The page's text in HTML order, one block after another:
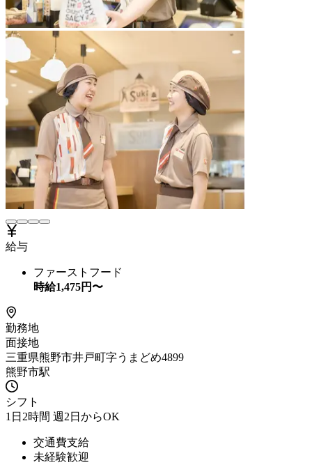
給与
ファーストフード
時給1,475円〜
勤務地
面接地
三重県熊野市井戸町字うまどめ4899
熊野市駅
シフト
1日2時間 週2日からOK
交通費支給
未経験歓迎